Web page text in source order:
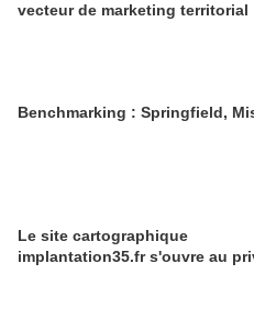
vecteur de marketing territorial
Benchmarking : Springfield,
Le site cartographique
implantation35.fr s'ouvre au